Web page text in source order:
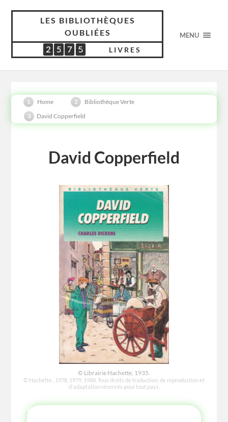
LES BIBLIOTHÈQUES
OUBLIÉES
2
5
2 5
4
5 7
1
7 5
5
5
5 LIVRES
MENU
Home
Bibliothèque Verte
David Copperfield
David Copperfield
© Librairie Hachette, 1935.
© Hachette , 1978, 1979, 1988. Tous droits de traduction, de reproduction et
d'adaptation réservés pour tout pays.
HISTOIRE